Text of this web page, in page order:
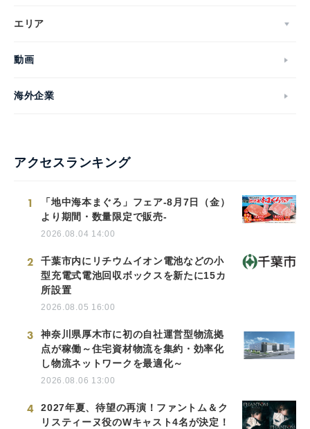
エリア
動画
海外企業
アクセスランキング
1
「地中海本まぐろ」フェア-8月7日（金）
より期間・数量限定で販売-
2026.08.04 14:00
2
千葉市内にリチウムイオン電池などの小
型充電式電池回収ボックスを新たに15カ
所設置
2026.08.05 16:00
3
神奈川県厚木市に初の自社運営型物流拠
点が稼働～住宅資材物流を集約・効率化
し物流ネットワークを最適化～
2026.08.06 13:00
4
2027年夏、待望の再演！ファントム＆ク
リスティーヌ役のWキャスト4名が決定！